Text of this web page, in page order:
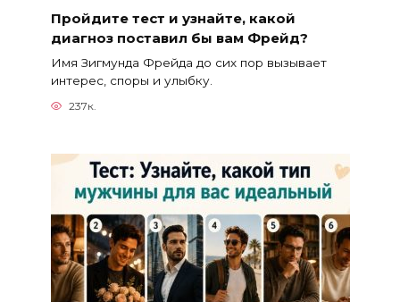
Пройдите тест и узнайте, какой
диагноз поставил бы вам Фрейд?
Имя Зигмунда Фрейда до сих пор вызывает
интерес, споры и улыбку.
237к.